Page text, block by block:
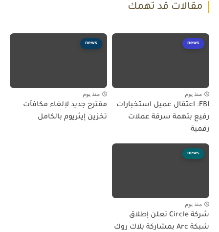
مقالات قد تهمك
news
منذ يوم
FBI: اعتقال عميل استخبارات
رفيع بتهمة سرقة عملات
رقمية
news
منذ يوم
مقترح جديد لإلغاء مكافآت
تخزين إيثريوم بالكامل
news
منذ يوم
شركة Circle تعلن إطلاق
شبكة Arc بمشاركة بلاك روك